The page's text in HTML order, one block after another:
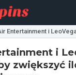
Entertainment i
i
by zwiększyć